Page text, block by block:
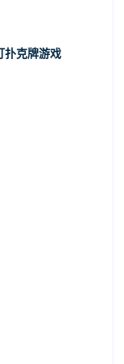
扑克牌游戏